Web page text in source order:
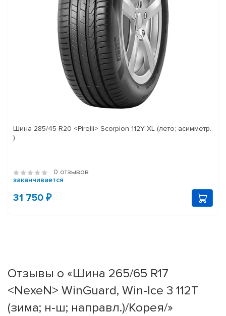
Шина 285/45 R20 <Pirelli> Scorpion 112Y XL (лето; асимметр.
)
0 отзывов
заканчивается
31 750 ₽
Отзывы о «Шина 265/65 R17
<NexeN> WinGuard, Win-Ice 3 112T
(зима; н-ш; направл.)/Корея/»